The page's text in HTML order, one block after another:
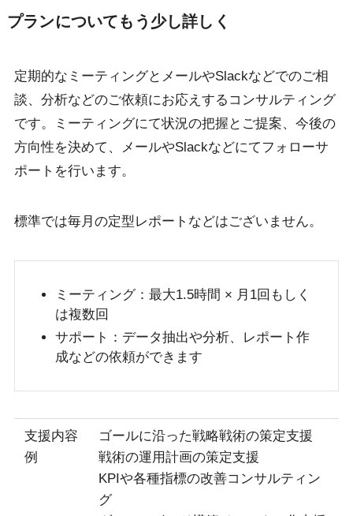
プランについてもう少し詳しく
定期的なミーティングとメールやSlackなどでのご相
談、分析などのご依頼にお応えするコンサルティング
です。ミーティングにて状況の把握とご提案、今後の
方向性を決めて、メールやSlackなどにてフォローサ
ポートを行います。
標準では毎月の定型レポートなどはございません。
ミーティング：最大1.5時間 × 月1回もしく
は複数回
サポート：データ抽出や分析、レポート作
成などの依頼ができます
支援内容
例
ゴールに沿った戦略戦術の策定支援
戦術の運用計画の策定支援
KPIや各種指標の改善コンサルティン
グ